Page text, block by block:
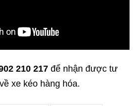
210 217 để nhận được tư
xe kéo hàng hóa.